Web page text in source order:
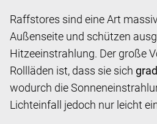
Raffstores sind eine Art
Außenseite und schützen
Hitzeeinstrahlung. Der große
Rollläden ist, dass sie sich
wodurch die
Lichteinfall jedoch nur leicht